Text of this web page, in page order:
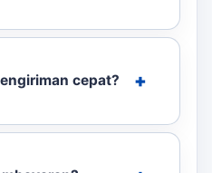
cepat?